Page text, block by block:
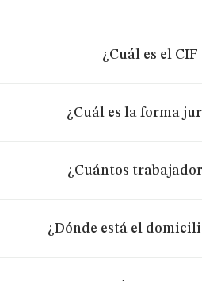
¿Cuál es el
¿Cuál es la forma
¿Cuántos
¿Dónde está el